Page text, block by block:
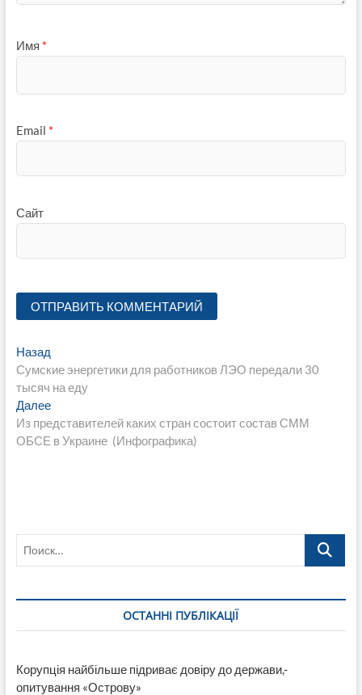
Имя *
Email *
Сайт
Навигация
по
записям
НазадПредыдущая
запись:
Сумские энергетики для работников ЛЭО передали 30
тысяч на еду
ДалееСледующая
запись:
Из представителей каких стран состоит состав СММ
ОБСЕ в Украине (Инфографика)
Поиск…
ОСТАННІ ПУБЛІКАЦІЇ
Корупція найбільше підриває довіру до держави,-
опитування «Острову»